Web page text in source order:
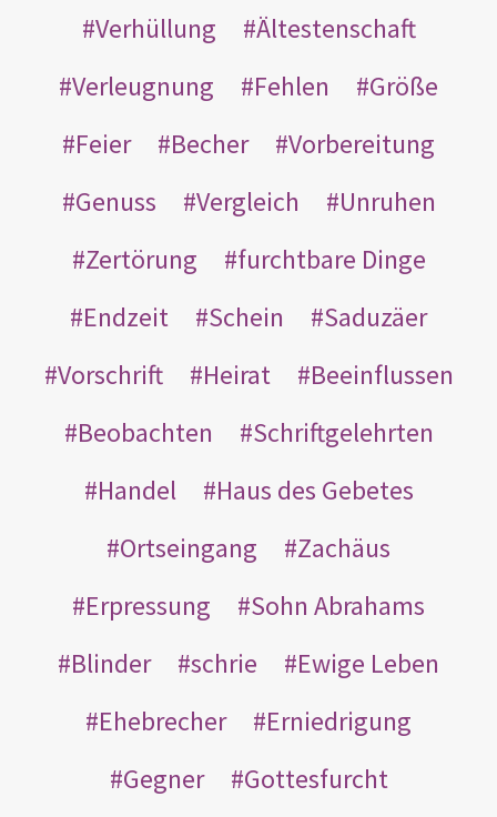
Verhüllung
Ältestenschaft
Verleugnung
Fehlen
Größe
Feier
Becher
Vorbereitung
Genuss
Vergleich
Unruhen
Zertörung
furchtbare Dinge
Endzeit
Schein
Saduzäer
Vorschrift
Heirat
Beeinflussen
Beobachten
Schriftgelehrten
Handel
Haus des Gebetes
Ortseingang
Zachäus
Erpressung
Sohn Abrahams
Blinder
schrie
Ewige Leben
Ehebrecher
Erniedrigung
Gegner
Gottesfurcht